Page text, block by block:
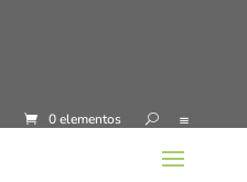
0 elementos